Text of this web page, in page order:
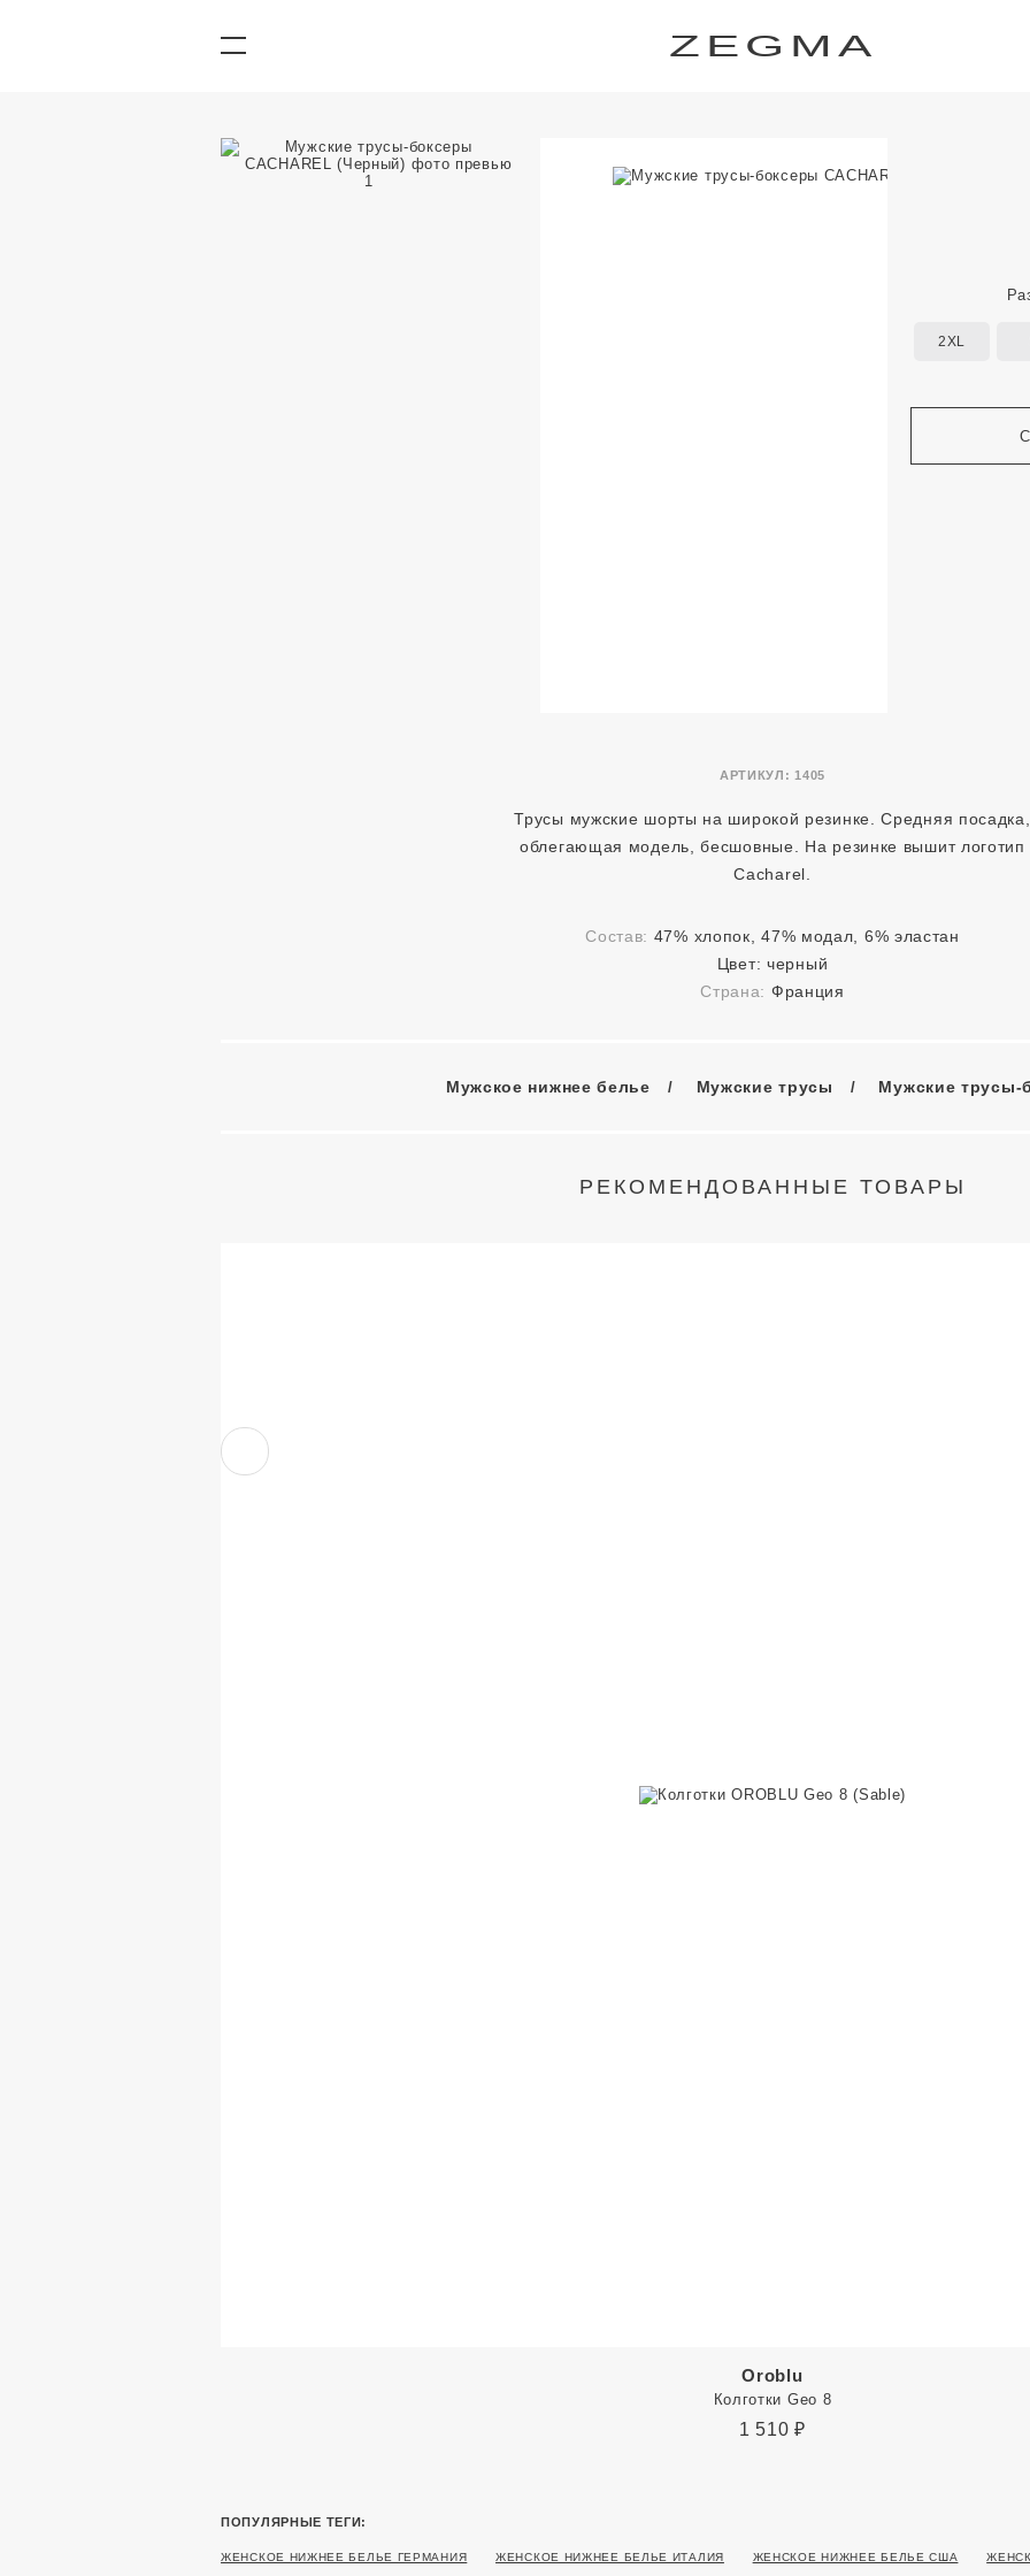
ZEGMA
АРТИКУЛ: 1405
2XL
Трусы мужские шорты на широкой резинке. Средняя посадка,
облегающая модель, бесшовные. На резинке вышит логотип
Cacharel.
Состав: 47% хлопок, 47% модал, 6% эластан
Цвет: черный
Страна: Франция
Мужское нижнее белье Мужские трусы Мужские трусы-
РЕКОМЕНДОВАННЫЕ ТОВАРЫ
Oroblu
Колготки Geo 8
1 510 ₽
ПОПУЛЯРНЫЕ ТЕГИ:
ЖЕНСКОЕ НИЖНЕЕ БЕЛЬЕ ГЕРМАНИЯ ЖЕНСКОЕ НИЖНЕЕ БЕЛЬЕ ИТАЛИЯ ЖЕНСКОЕ НИЖНЕЕ БЕЛЬЕ США